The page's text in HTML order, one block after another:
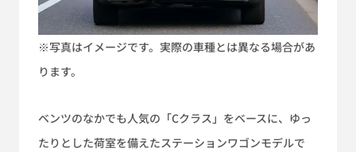
※写真はイメージです。実際の車種とは異なる場合があ
ります。
ベンツのなかでも人気の「Cクラス」をベースに、ゆっ
たりとした荷室を備えたステーションワゴンモデルで